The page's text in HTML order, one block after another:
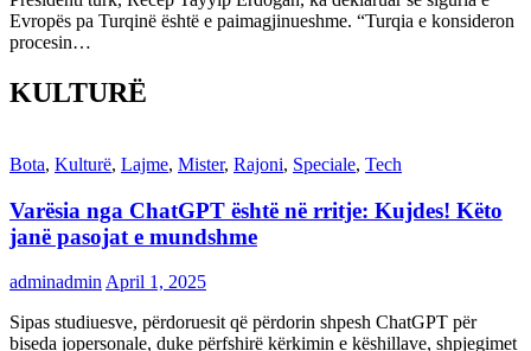
Evropës pa Turqinë është e paimagjinueshme. “Turqia e konsideron
procesin…
KULTURË
Bota, Kulturë, Lajme, Mister, Rajoni, Speciale, Tech
Varësia nga ChatGPT është në rritje: Kujdes! Këto
janë pasojat e mundshme
adminadmin April 1, 2025
Sipas studiuesve, përdoruesit që përdorin shpesh ChatGPT për
biseda jopersonale, duke përfshirë kërkimin e këshillave, shpjegimet